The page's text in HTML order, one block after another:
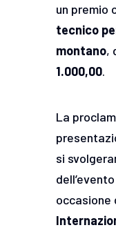
un premio
tecnico
montano,
1.000,00.
La
si
occasione